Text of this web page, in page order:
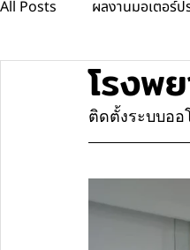
All Posts ผลงานมอเตอร์ป
ผลงานแขนกั้นรถยนต์
โรงพ
ติดตั้งระบบออ